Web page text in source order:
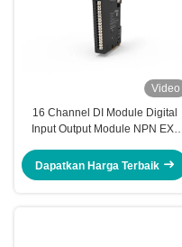
Video
16 Channel DI Module Digital
Input Output Module NPN EX-
Dapatkan Harga Terbaik